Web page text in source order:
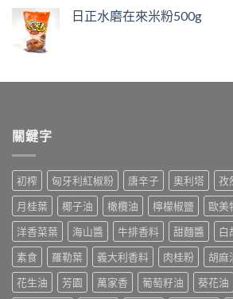
日正水磨在來米粉500g
關鍵字
初榨 匈牙利紅椒粉 唐辛子 奧利塔 孜
月桂葉
椰子油 橄欖油 檸檬椒鹽 歐美
洋香菜葉
海山醬 牛排香料 甜麵醬 白
素食
羅勒葉 義大利香料 肉桂粉 胡麻
花生油
芳園 萬家香 葡萄籽油 葵花油